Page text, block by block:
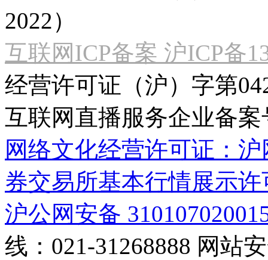
2022）
互联网ICP备案 沪ICP备
经营许可证（沪）字第
互联网直播服务企业备案
网络文化经营许可证：
券交易所基本行情展示许
沪公网安备
线：021-31268888 网站